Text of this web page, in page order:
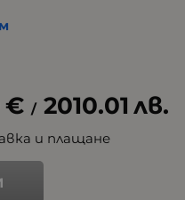
€ / 2010.01 лв.
и плащане